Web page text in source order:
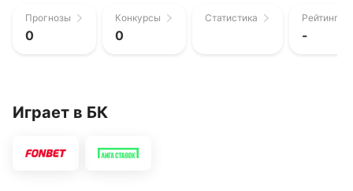
Прогнозы
0
Конкурсы
0
Статистика Рейтинг
-
Играет в БК